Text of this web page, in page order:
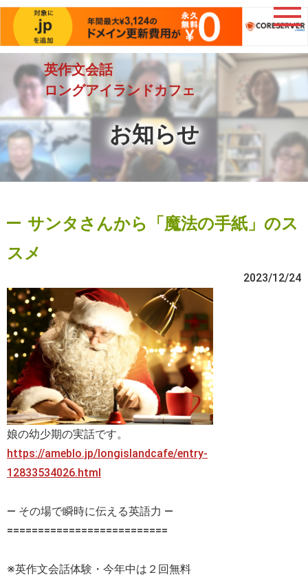
英作文会話
ロングアイランドカフェ
お知らせ
サンタさんから「魔法の手紙」のス
スメ
2023/12/24
娘の幼少期の実話です。
https://ameblo.jp/longislandcafe/entry-
12833534026.html
— その場で瞬時に伝える英語力 —
==========================
※英作文会話体験・今年中は２回無料